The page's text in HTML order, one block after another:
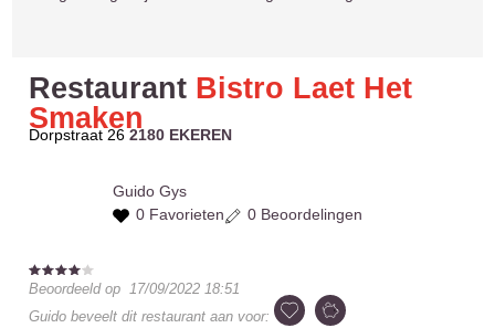
Restaurant Bistro Laet Het
Smaken
Dorpstraat 262180 EKEREN
Guido Gys
0 Favorieten
0 Beoordelingen
Beoordeeld op17/09/2022 18:51
Guido beveelt dit restaurant aan voor: